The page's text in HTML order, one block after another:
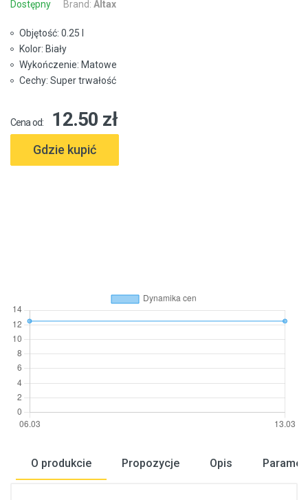
Dostępny Brand: Altax
Objętość: 0.25 l
Kolor: Biały
Wykończenie: Matowe
Cechy: Super trwałość
Cena od: 12.50 zł
Gdzie kupić
O produkcie Propozycje Opis